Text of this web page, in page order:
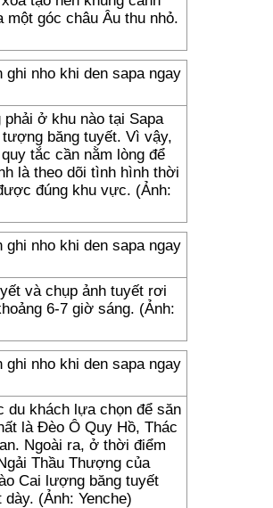
một góc châu Âu thu nhỏ.
phải ở khu nào tại Sapa
băng tuyết. Vì vậy,
tắc cần nằm lòng để
là theo dõi tình hình thời
đúng khu vực. (Ảnh:
và chụp ảnh tuyết rơi
6-7 giờ sáng. (Ảnh:
du khách lựa chọn để săn
là Đèo Ô Quy Hồ, Thác
Ngoài ra, ở thời điểm
Thầu Thượng của
Cai lượng băng tuyết
(Ảnh: Yenche)